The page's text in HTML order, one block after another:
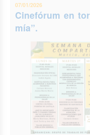
07/01/2026
Cinefórum en
mía”.